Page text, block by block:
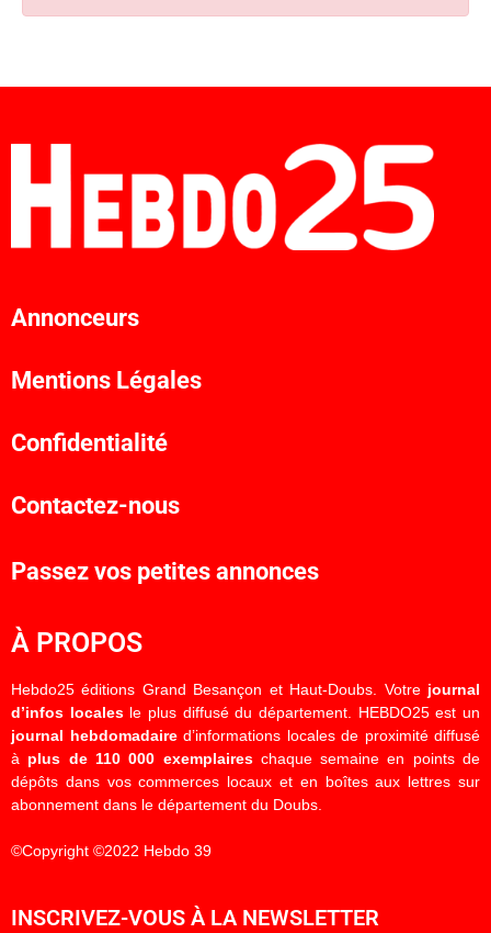
Annonceurs
Mentions Légales
Confidentialité
Contactez-nous
Passez vos petites annonces
À PROPOS
Hebdo25 éditions Grand Besançon et Haut-Doubs. Votre journal
d’infos localesle plus diffusé du département. HEBDO25 est un
journal hebdomadaired’informations locales de proximité diffusé
à plus de 110 000 exemplaireschaque semaine en points de
dépôts dans vos commerces locaux et en boîtes aux lettres sur
abonnement dans le département du Doubs.
©Copyright ©2022 Hebdo 39
INSCRIVEZ-VOUS À LA NEWSLETTER